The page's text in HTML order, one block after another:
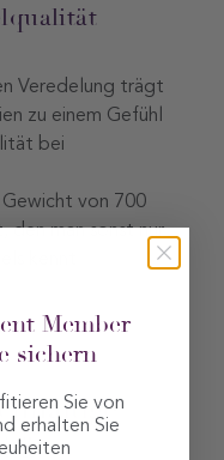
Veredelung trägt
zu einem Gefühl
bei
von 700
den man sonst nur
Member
sichern
Sie von
erhalten Sie